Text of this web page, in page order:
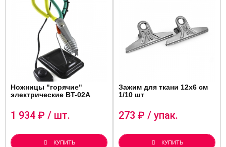
Ножницы "горячие"
электрические BT-02A
1 934 ₽ / шт.
КУПИТЬ
Зажим для ткани 12х6 см
1/10 шт
273 ₽ / упак.
КУПИТЬ